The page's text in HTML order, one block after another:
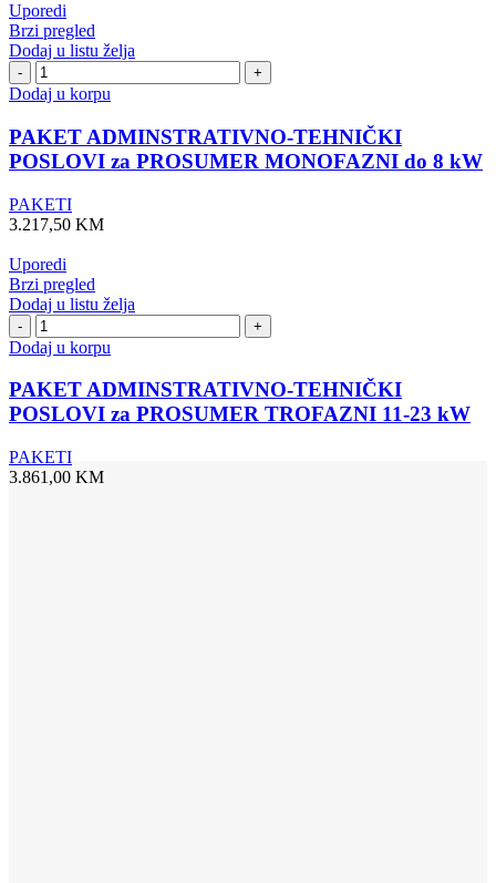
Uporedi
Brzi pregled
Dodaj u listu želja
PAKET
ADMINSTRATIVNO-
TEHNIČKI
POSLOVI
za
PROSUMER
do
8
količina
Dodaj u korpu
PAKET ADMINSTRATIVNO-TEHNIČKI
POSLOVI za PROSUMER MONOFAZNI do 8 kW
PAKETI
3.217,50 KM
Uporedi
Brzi pregled
Dodaj u listu želja
PAKET
ADMINSTRATIVNO-
TEHNIČKI
POSLOVI
za
PROSUMER
11-
23
Dodaj u korpu
PAKET ADMINSTRATIVNO-TEHNIČKI
POSLOVI za PROSUMER TROFAZNI 11-23 kW
PAKETI
3.861,00 KM